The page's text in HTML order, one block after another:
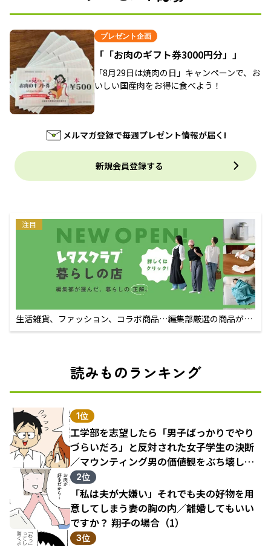
プレゼント企画
「「お肉のギフト券3000円分」」
「8月29日は焼肉の日」キャンペーンで、お
いしい国産肉をお得に食べよう！
メルマガ登録で毎週プレゼント情報が届く!
新規会員登録する
注目
生活雑貨、ファッション、コラボ商品…編集部厳選の商品が買
えるECサイト
読みものランキング
1位
工学部を志望したら「男子ばっかりでやり
づらいだろ」と反対された女子学生の決断
／マウンティング男の価値観をぶち壊した
結果（1）
2位
「私は夫が大嫌い」それでも夫の好物を用
意してしまう妻の胸の内／離婚してもいい
ですか？ 翔子の場合（1）
3位